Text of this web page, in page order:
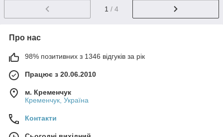
1 / 4
Про нас
98% позитивних з 1346 відгуків за рік
Працює з 20.06.2010
м. Кременчук
Кременчук, Україна
Контакти